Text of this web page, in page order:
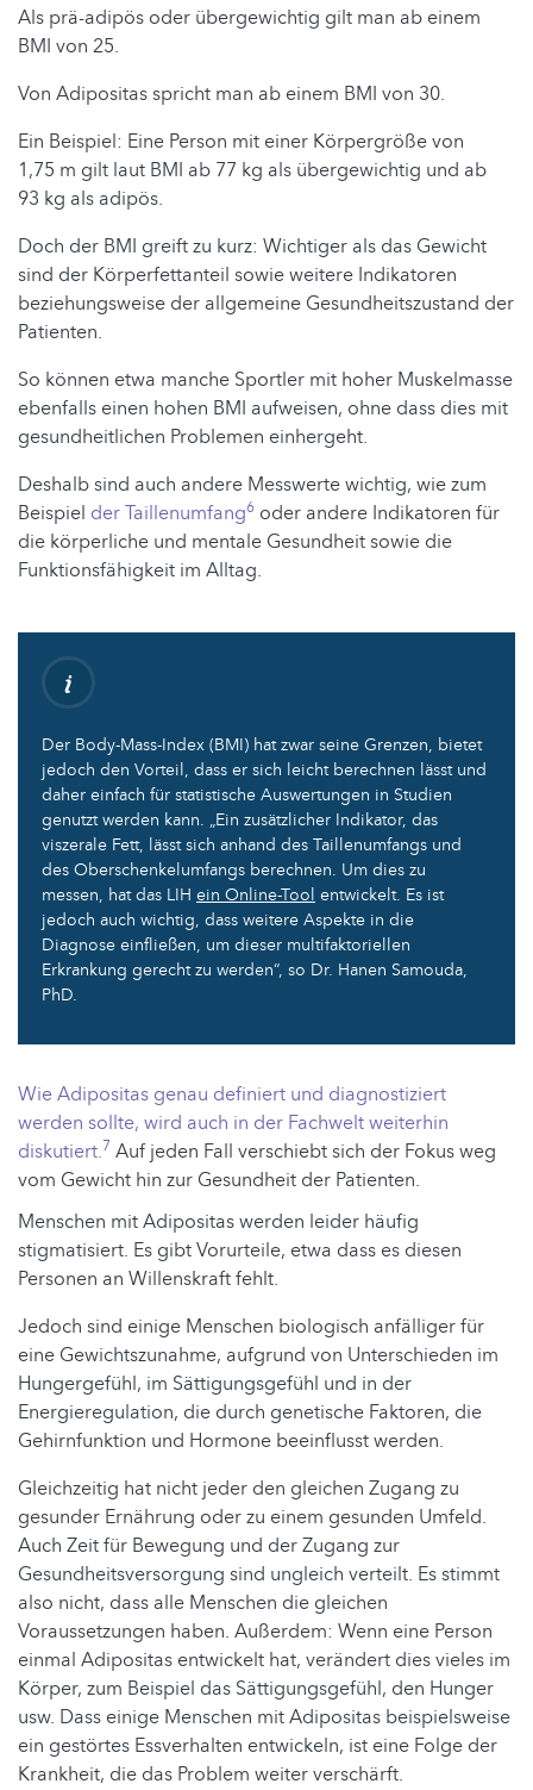
Als prä-adipös oder übergewichtig gilt man ab einem
BMI von 25.
Von Adipositas spricht man ab einem BMI von 30.
Ein Beispiel: Eine Person mit einer Körpergröße von
1,75 m gilt laut BMI ab 77 kg als übergewichtig und ab
93 kg als adipös.
Doch der BMI greift zu kurz: Wichtiger als das Gewicht
sind der Körperfettanteil sowie weitere Indikatoren
beziehungsweise der allgemeine Gesundheitszustand der
Patienten.
So können etwa manche Sportler mit hoher Muskelmasse
ebenfalls einen hohen BMI aufweisen, ohne dass dies mit
gesundheitlichen Problemen einhergeht.
Deshalb sind auch andere Messwerte wichtig, wie zum
Beispiel der Taillenumfang6 oder andere Indikatoren für
die körperliche und mentale Gesundheit sowie die
Funktionsfähigkeit im Alltag.
Der Body-Mass-Index (BMI) hat zwar seine Grenzen, bietet
jedoch den Vorteil, dass er sich leicht berechnen lässt und
daher einfach für statistische Auswertungen in Studien
genutzt werden kann. „Ein zusätzlicher Indikator, das
viszerale Fett, lässt sich anhand des Taillenumfangs und
des Oberschenkelumfangs berechnen. Um dies zu
messen, hat das LIH ein Online-Tool entwickelt. Es ist
jedoch auch wichtig, dass weitere Aspekte in die
Diagnose einfließen, um dieser multifaktoriellen
Erkrankung gerecht zu werden“, so Dr. Hanen Samouda,
PhD.
Wie Adipositas genau definiert und diagnostiziert
werden sollte, wird auch in der Fachwelt weiterhin
diskutiert.7 Auf jeden Fall verschiebt sich der Fokus weg
vom Gewicht hin zur Gesundheit der Patienten.
Menschen mit Adipositas werden leider häufig
stigmatisiert. Es gibt Vorurteile, etwa dass es diesen
Personen an Willenskraft fehlt.
Jedoch sind einige Menschen biologisch anfälliger für
eine Gewichtszunahme, aufgrund von Unterschieden im
Hungergefühl, im Sättigungsgefühl und in der
Energieregulation, die durch genetische Faktoren, die
Gehirnfunktion und Hormone beeinflusst werden.
Gleichzeitig hat nicht jeder den gleichen Zugang zu
gesunder Ernährung oder zu einem gesunden Umfeld.
Auch Zeit für Bewegung und der Zugang zur
Gesundheitsversorgung sind ungleich verteilt. Es stimmt
also nicht, dass alle Menschen die gleichen
Voraussetzungen haben. Außerdem: Wenn eine Person
einmal Adipositas entwickelt hat, verändert dies vieles im
Körper, zum Beispiel das Sättigungsgefühl, den Hunger
usw. Dass einige Menschen mit Adipositas beispielsweise
ein gestörtes Essverhalten entwickeln, ist eine Folge der
Krankheit, die das Problem weiter verschärft.